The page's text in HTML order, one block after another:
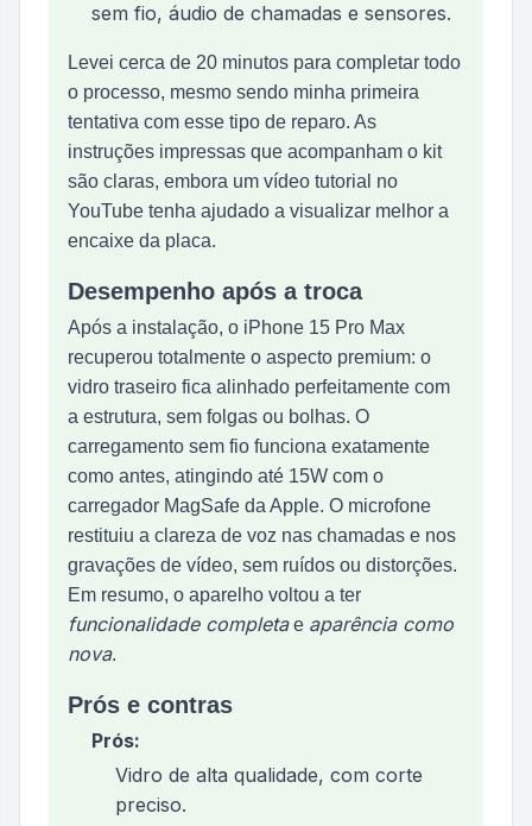
sem fio, áudio de chamadas e sensores.
Levei cerca de 20 minutos para completar todo
o processo, mesmo sendo minha primeira
tentativa com esse tipo de reparo. As
instruções impressas que acompanham o kit
são claras, embora um vídeo tutorial no
YouTube tenha ajudado a visualizar melhor a
encaixe da placa.
Desempenho após a troca
Após a instalação, o iPhone 15 Pro Max
recuperou totalmente o aspecto premium: o
vidro traseiro fica alinhado perfeitamente com
a estrutura, sem folgas ou bolhas. O
carregamento sem fio funciona exatamente
como antes, atingindo até 15W com o
carregador MagSafe da Apple. O microfone
restituiu a clareza de voz nas chamadas e nos
gravações de vídeo, sem ruídos ou distorções.
Em resumo, o aparelho voltou a ter
funcionalidade completae aparência como
nova.
Prós e contras
Prós:
Vidro de alta qualidade, com corte
preciso.